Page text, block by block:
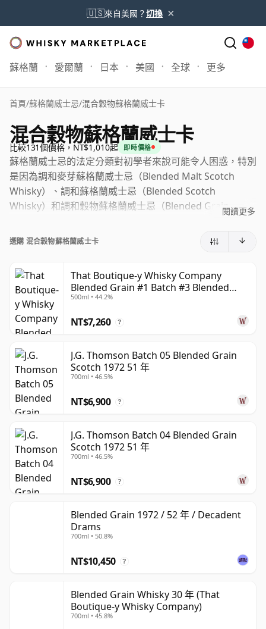
🇺🇸來自美國？切換 ×
蘇格蘭 愛爾蘭 日本 美國 全球 更多
首頁/蘇格蘭威士忌/混合穀物蘇格蘭威士卡
混合穀物蘇格蘭威士卡
比較131個價格，NT$1,010起 即時價格
蘇格蘭威士忌的法定分類對初學者來說可能令人困惑，特別
是因為調和麥芽蘇格蘭威士忌（Blended Malt Scotch
Whisky）、調和蘇格蘭威士忌（Blended Scotch
Whisky）和調和穀物蘇格蘭威士忌（Blended Grain
用中，一旦了解這些標籤既描述了所涉及的威士忌類型，也
當直接明瞭。根據現行法律，Scotch whisky分為五個公認
類別，其中調和穀物蘇格蘭威士忌（Blended Grain
Scotch Whisky）就是其中之一。
簡而言之，調和穀物蘇格蘭威士忌（Blended Grain
Scotch Whisky）是穀物威士忌——也就是說，由麥芽大麥
以外的穀物製成的威士忌——在多家不同的蘇格蘭酒廠進行
蒸餾。然後在蘇格蘭儲存的橡木桶中熟成不少於三年，並以
最低40% ABV的酒精濃度裝瓶。
閱讀更多
選購 混合穀物蘇格蘭威士卡
That Boutique-y Whisky Company
Blended Grain #1 Batch #3 Blended
Grain Scotch 45 年
500ml • 44.2%
NT$7,260 ?
J.G. Thomson Batch 05 Blended Grain
Scotch 1972 51 年
700ml • 46.5%
NT$6,900 ?
J.G. Thomson Batch 04 Blended Grain
Scotch 1972 51 年
700ml • 46.5%
NT$6,900 ?
Blended Grain 1972 / 52 年 / Decadent
Drams
700ml • 50.8%
NT$10,450 ?
Blended Grain Whisky 30 年 (That
Boutique-y Whisky Company)
700ml • 45.8%